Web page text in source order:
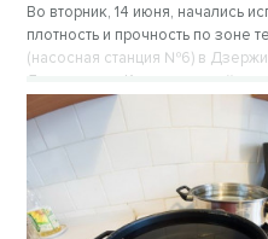
Во вторник, 14 июня, начались
плотность и прочность по зоне
(насосная станция №6) в
Ленинском и Кировском